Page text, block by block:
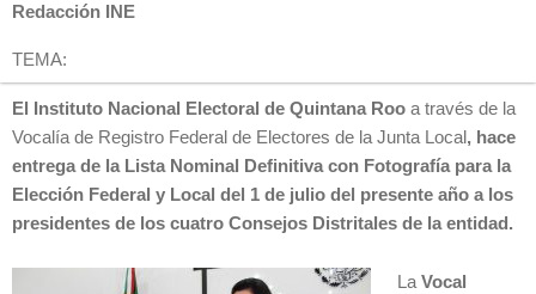
Redacción INE
TEMA:
El Instituto Nacional Electoral de Quintana Roo a través de la
Vocalía de Registro Federal de Electores de la Junta Local, hace
entrega de la Lista Nominal Definitiva con Fotografía para la
Elección Federal y Local del 1 de julio del presente año a los
presidentes de los cuatro Consejos Distritales de la entidad.
La Vocal